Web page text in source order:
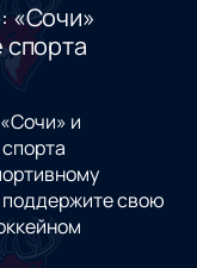
«Сочи»
и
поддержите свою